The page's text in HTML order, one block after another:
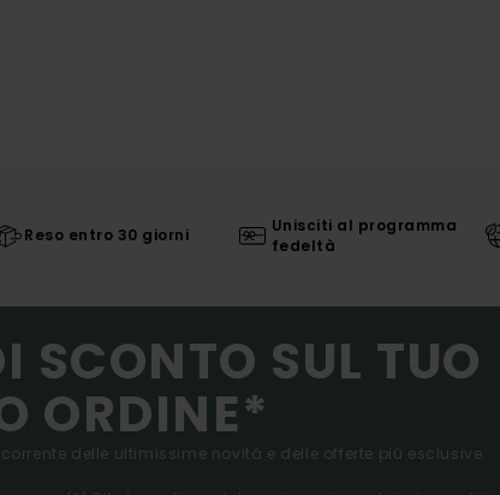
Reso entro 30 giorni
Unisciti al programma
fedeltà
SCONTO SUL TUO
ORDINE*
delle ultimissime novità e delle offerte più esclusive.